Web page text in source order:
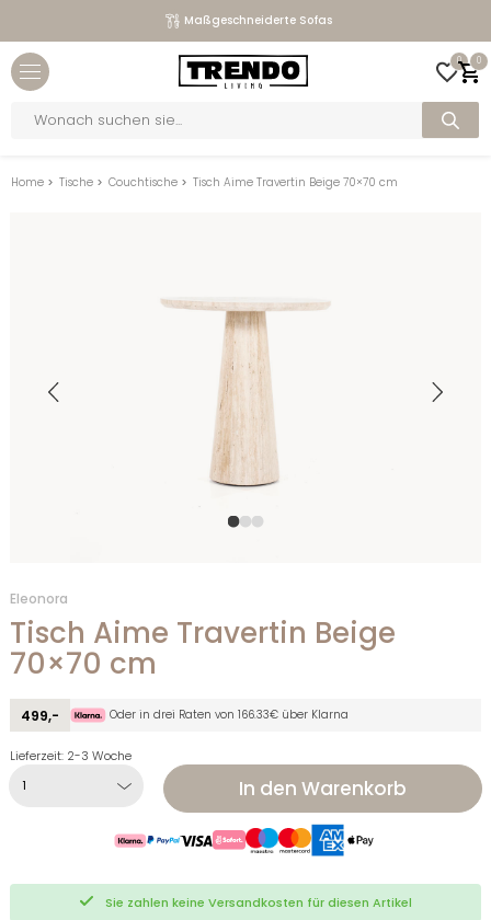
Maßgeschneiderte Sofas
0 0
search
Home > Tische > Couchtische > Tisch Aime Travertin Beige 70×70 cm
Eleonora
Tisch Aime Travertin Beige
70×70 cm
499,- Oder in drei Raten von 166.33€ über Klarna
Lieferzeit: 2-3 Woche
In den Warenkorb
Sie zahlen keine Versandkosten für diesen Artikel